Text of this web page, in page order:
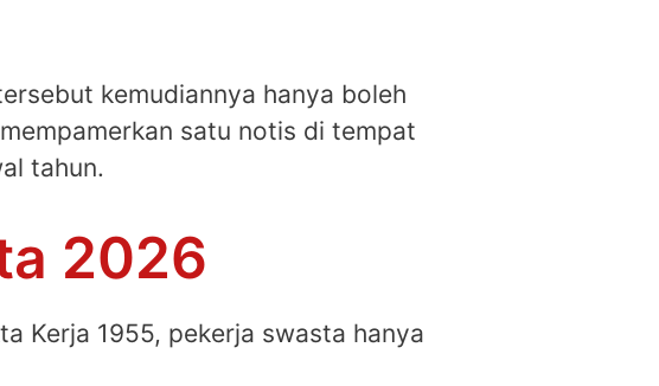
kemudiannya hanya boleh
satu notis di tempat
tahun.
2026
Kerja 1955, pekerja swasta hanya